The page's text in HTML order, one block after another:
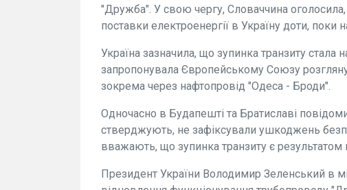
"Дружба". У свою чергу, Словаччина
поставки електроенергії в Україну доти,
Україна зазначила, що зупинка транзиту стала
запропонувала Європейському Союзу
зокрема через нафтопровід "Одеса - Броди".
Одночасно в Будапешті та Братиславі
стверджують, не зафіксували ушкоджень
вважають, що зупинка транзиту є результатом
Президент України Володимир Зеленський в